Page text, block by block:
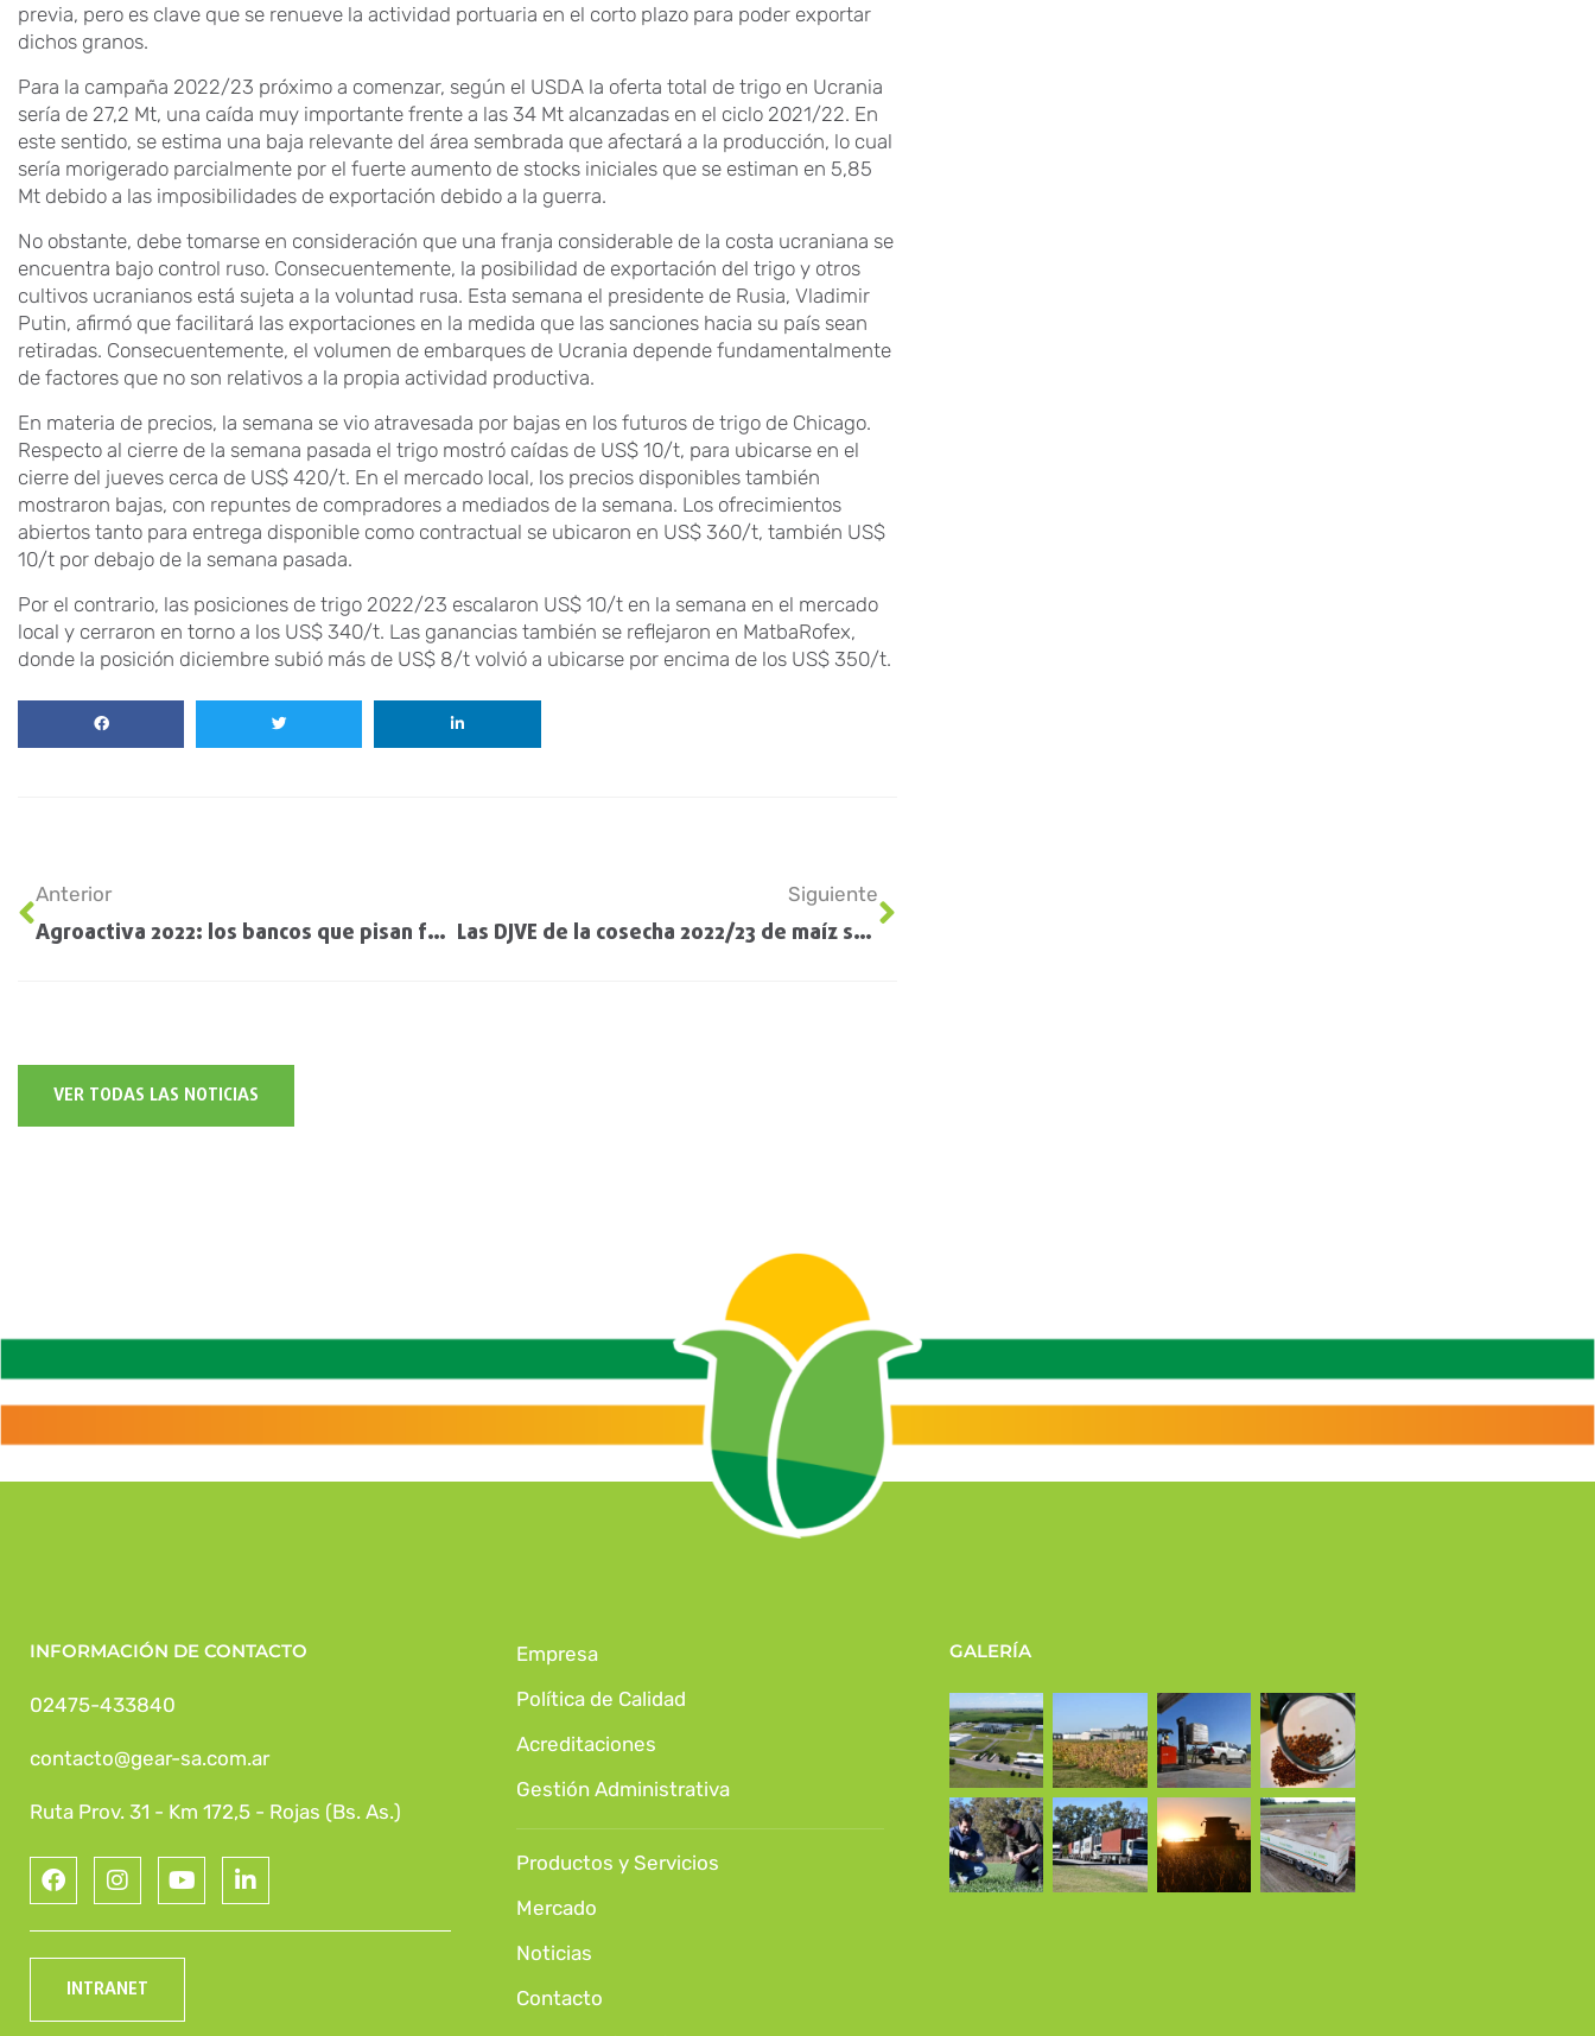
previa, pero es clave que se renueve la actividad portuaria en el corto plazo para poder exportar
dichos granos.
Para la campaña 2022/23 próximo a comenzar, según el USDA la oferta total de trigo en Ucrania
sería de 27,2 Mt, una caída muy importante frente a las 34 Mt alcanzadas en el ciclo 2021/22. En
este sentido, se estima una baja relevante del área sembrada que afectará a la producción, lo cual
sería morigerado parcialmente por el fuerte aumento de stocks iniciales que se estiman en 5,85
Mt debido a las imposibilidades de exportación debido a la guerra.
No obstante, debe tomarse en consideración que una franja considerable de la costa ucraniana se
encuentra bajo control ruso. Consecuentemente, la posibilidad de exportación del trigo y otros
cultivos ucranianos está sujeta a la voluntad rusa. Esta semana el presidente de Rusia, Vladimir
Putin, afirmó que facilitará las exportaciones en la medida que las sanciones hacia su país sean
retiradas. Consecuentemente, el volumen de embarques de Ucrania depende fundamentalmente
de factores que no son relativos a la propia actividad productiva.
En materia de precios, la semana se vio atravesada por bajas en los futuros de trigo de Chicago.
Respecto al cierre de la semana pasada el trigo mostró caídas de US$ 10/t, para ubicarse en el
cierre del jueves cerca de US$ 420/t. En el mercado local, los precios disponibles también
mostraron bajas, con repuntes de compradores a mediados de la semana. Los ofrecimientos
abiertos tanto para entrega disponible como contractual se ubicaron en US$ 360/t, también US$
10/t por debajo de la semana pasada.
Por el contrario, las posiciones de trigo 2022/23 escalaron US$ 10/t en la semana en el mercado
local y cerraron en torno a los US$ 340/t. Las ganancias también se reflejaron en MatbaRofex,
donde la posición diciembre subió más de US$ 8/t volvió a ubicarse por encima de los US$ 350/t.
Anterior
Agroactiva 2022: los bancos que pisan fuerte en la expo
Siguiente
Las DJVE de la cosecha 2022/23 de maíz son récord para esta época del año
VER TODAS LAS NOTICIAS
INFORMACIÓN DE CONTACTO
02475-433840
contacto@gear-sa.com.ar
Ruta Prov. 31 - Km 172,5 - Rojas (Bs. As.)
INTRANET
Empresa
Política de Calidad
Acreditaciones
Gestión Administrativa
Productos y Servicios
Mercado
Noticias
Contacto
GALERÍA